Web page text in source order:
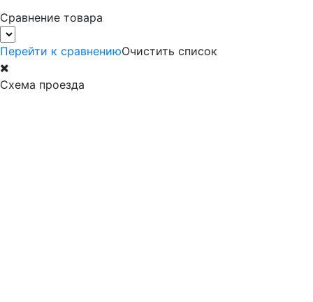
Сравнение товара
Перейти к сравнениюОчистить список
Схема проезда